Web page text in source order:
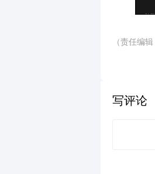
（责任编
写评论